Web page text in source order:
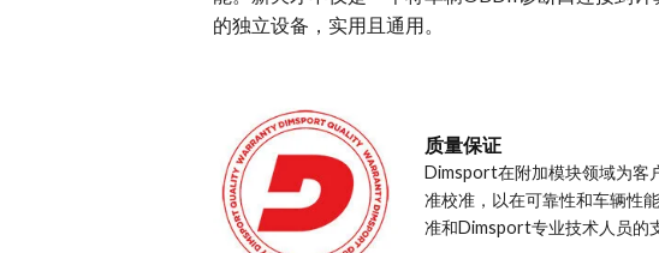
的独立设备，实用且通用。
质量保证
Dimsport在附加模块领域为客
准校准，以在可靠性和车辆性
准和Dimsport专业技术人员的